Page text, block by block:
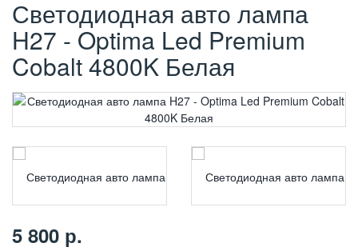
Светодиодная авто лампа
H27 - Optima Led Premium
Cobalt 4800K Белая
5 800 р.